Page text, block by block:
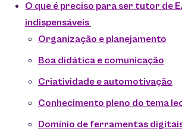
O que é preciso para ser tutor de
indispensáveis
Organização e planejamento
Boa didática e comunicação
Criatividade e automotivação
Conhecimento pleno do tema
Domínio de ferramentas